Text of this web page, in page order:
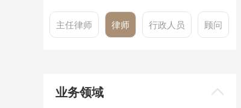
主任律师 律师 行政人员 顾问
业务领域